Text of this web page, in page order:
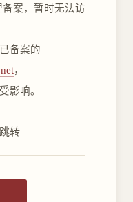
案，暂时无法访
备案的
，
影响。
转